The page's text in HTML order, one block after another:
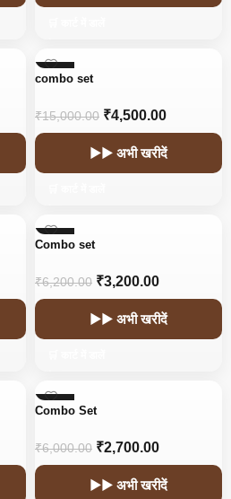
-70%
combo set
₹15,000.00 ₹4,500.00
▶▶ अभी खरीदें
-48%
Combo set
₹6,200.00 ₹3,200.00
▶▶ अभी खरीदें
-55%
Combo Set
₹6,000.00 ₹2,700.00
▶▶ अभी खरीदें